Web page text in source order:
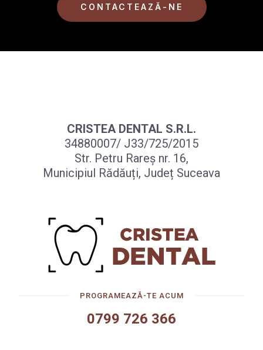
CONTACTEAZĂ-NE
CRISTEA DENTAL S.R.L.
34880007/ J33/725/2015
Str. Petru Rareș nr. 16,
Municipiul Rădăuți, Județ Suceava
PROGRAMEAZĂ-TE ACUM
0799 726 366